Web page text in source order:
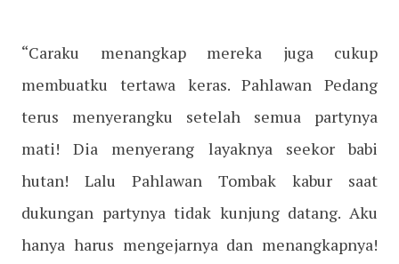
“Caraku menangkap mereka juga cukup
membuatku tertawa keras. Pahlawan Pedang
terus menyerangku setelah semua partynya
mati! Dia menyerang layaknya seekor babi
hutan! Lalu Pahlawan Tombak kabur saat
dukungan partynya tidak kunjung datang. Aku
hanya harus mengejarnya dan menangkapnya!